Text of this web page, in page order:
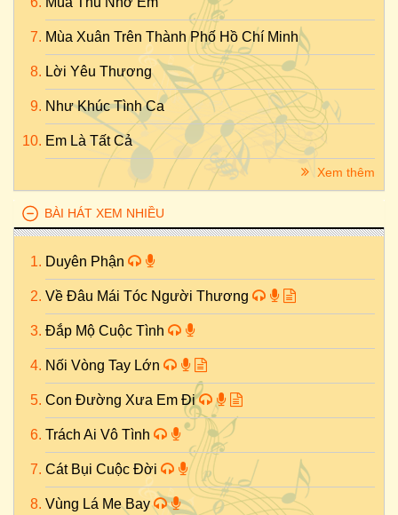
Mùa Xuân Trên Thành Phố Hồ Chí Minh
Lời Yêu Thương
Như Khúc Tình Ca
Em Là Tất Cả
Xem thêm
BÀI HÁT XEM NHIỀU
Duyên Phận
Về Đâu Mái Tóc Người Thương
Đắp Mộ Cuộc Tình
Nối Vòng Tay Lớn
Con Đường Xưa Em Đi
Trách Ai Vô Tình
Cát Bụi Cuộc Đời
Vùng Lá Me Bay